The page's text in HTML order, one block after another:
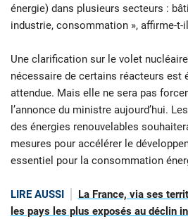
énergie) dans plusieurs secteurs :
industrie, consommation », affirme-t-
Une clarification sur le volet
nécessaire de certains réacteurs est
attendue. Mais elle ne sera pas
l’annonce du ministre aujourd’hui.
des énergies renouvelables
mesures pour accélérer le
essentiel pour la consommation
LIRE AUSSI
La France, via ses
les pays les plus exposés au déclin